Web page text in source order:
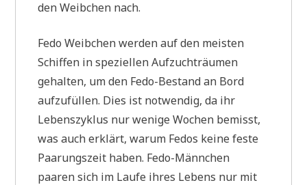
den Weibchen nach.
Fedo Weibchen werden auf den meisten
Schiffen in speziellen Aufzuchträumen
gehalten, um den Fedo-Bestand an Bord
aufzufüllen. Dies ist notwendig, da ihr
Lebenszyklus nur wenige Wochen bemisst,
was auch erklärt, warum Fedos keine feste
Paarungszeit haben. Fedo-Männchen
paaren sich im Laufe ihres Lebens nur mit